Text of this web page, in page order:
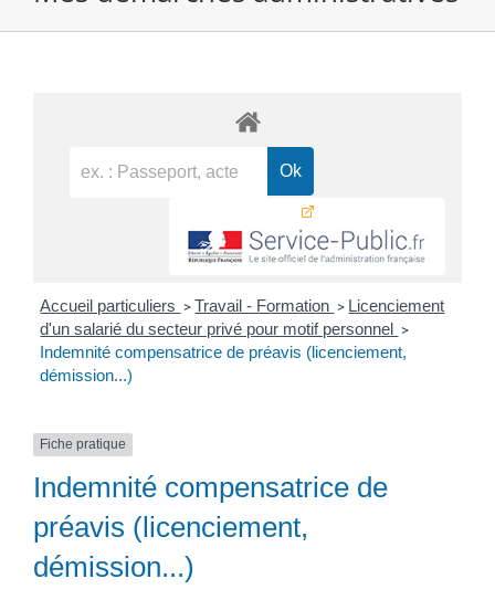
Accueil particuliers > Travail - Formation > Licenciement
d'un salarié du secteur privé pour motif personnel >
Indemnité compensatrice de préavis (licenciement,
démission...)
Fiche pratique
Indemnité compensatrice de
préavis (licenciement,
démission...)